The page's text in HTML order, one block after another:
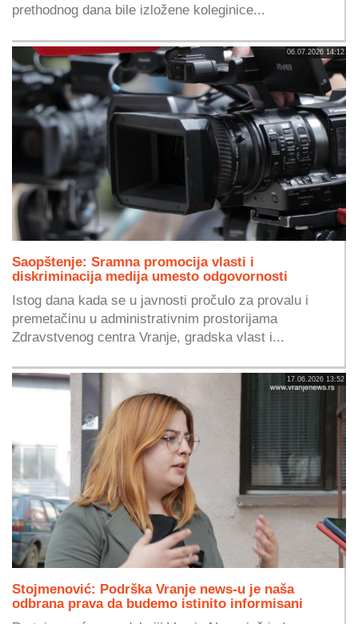
prethodnog dana bile izložene koleginice...
06.07.2026 14:12
Saopštenje: Sramna promocija vlasti i
diskriminacija medija umesto odgovornosti
Istog dana kada se u javnosti pročulo za provalu i
premetačinu u administrativnim prostorijama
Zdravstvenog centra Vranje, gradska vlast i...
17.06.2026 13:52
Stojmenović: Podrška Vranje news-u je naša
odbrana prava da budemo istinito informisani